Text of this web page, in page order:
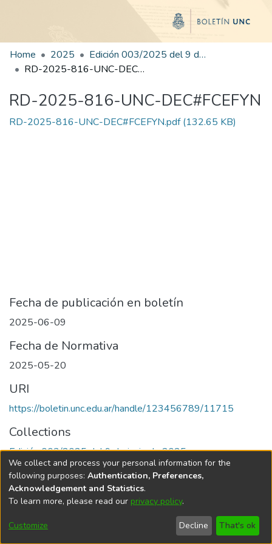
Home 2025
Edición 003/2025 del 9 de junio de 2025
RD-2025-816-UNC-DEC#FCEFYN
RD-2025-816-UNC-DEC#FCEFYN
RD-2025-816-UNC-DEC#FCEFYN.pdf(132.65 KB)
Fecha de publicación en boletín
2025-06-09
Fecha de Normativa
2025-05-20
URI
https://boletin.unc.edu.ar/handle/123456789/11715
Collections
Edición 003/2025 del 9 de junio de 2025
Universidad Nacional de Córdoba
We collect and process your personal information for the
following purposes: Authentication, Preferences,
Acknowledgement and Statistics.
To learn more, please read our privacy policy.
Customize Decline That's ok